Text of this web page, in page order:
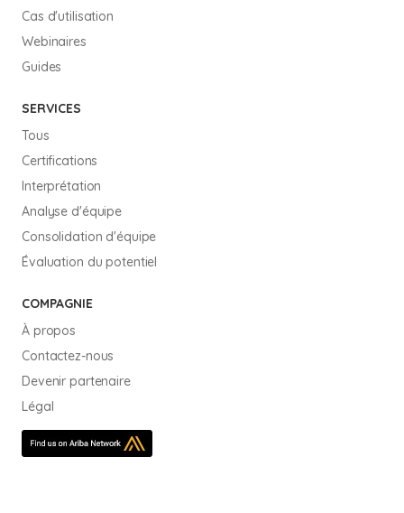
Cas d'utilisation
Webinaires
Guides
SERVICES
Tous
Certifications
Interprétation
Analyse d'équipe
Consolidation d'équipe
Évaluation du potentiel
COMPAGNIE
À propos
Contactez-nous
Devenir partenaire
Légal